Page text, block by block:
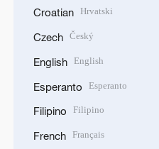
Croatian Hrvatski
Czech Český
English English
Esperanto Esperanto
Filipino Filipino
French Français